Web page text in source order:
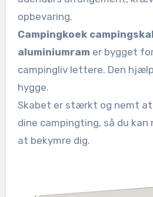
opbevaring.
Campingkoek
aluminiumram er bygget
campingliv lettere. Den
hygge.
Skabet er stærkt og nemt
dine campingting, så du kan
at bekymre dig.